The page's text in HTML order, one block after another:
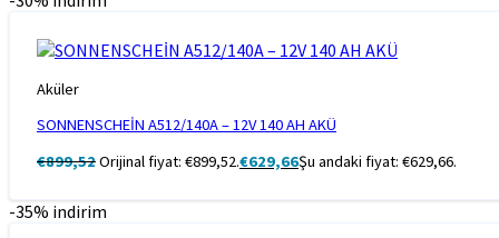
Aküler
SONNENSCHEİN A512/140A – 12V 140 AH AKÜ
€899,52Orijinal fiyat: €899,52.€629,66Şu andaki fiyat: €629,66.
-35% indirim